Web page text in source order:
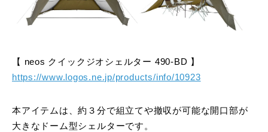
【 neos クイックジオシェルター 490-BD 】
https://www.logos.ne.jp/products/info/10923
本アイテムは、約３分で組立てや撤収が可能な開口部が
大きなドーム型シェルターです。